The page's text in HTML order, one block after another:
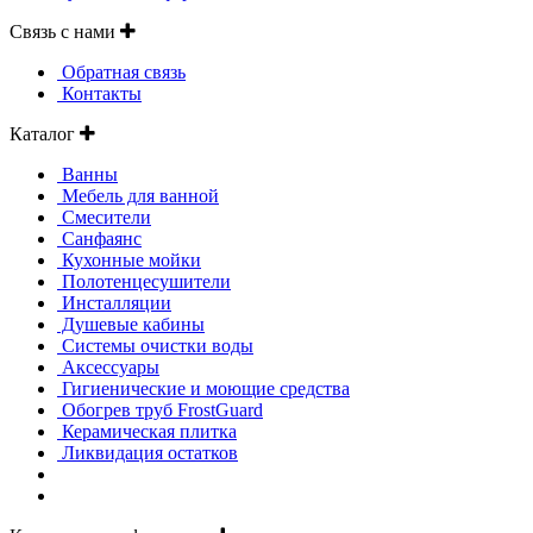
Связь с нами
Обратная связь
Контакты
Каталог
Ванны
Мебель для ванной
Смесители
Санфаянс
Кухонные мойки
Полотенцесушители
Инсталляции
Душевые кабины
Системы очистки воды
Аксессуары
Гигиенические и моющие средства
Обогрев труб FrostGuard
Керамическая плитка
Ликвидация остатков